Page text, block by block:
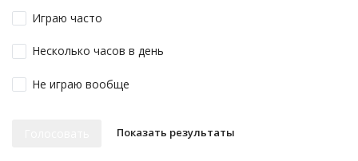
Играю часто
Несколько часов в день
Не играю вообще
Показать результаты